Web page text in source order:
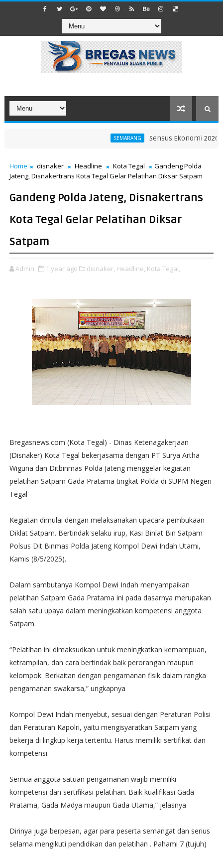
SEMARANG Sensus Ekonomi 2026
Home disnaker Headline Kota Tegal
Gandeng Polda
Jateng, Disnakertrans Kota Tegal Gelar Pelatihan Diksar Satpam
Gandeng Polda Jateng, Disnakertrans
Kota Tegal Gelar Pelatihan Diksar
Satpam
Admin 1 year ago disnaker, Headline, Kota Tegal,
Bregasnews.com (Kota Tegal) - Dinas Ketenagakerjaan
(Disnaker) Kota Tegal bekerjasama dengan PT Surya Artha
Wiguna dan Ditbinmas Polda Jateng menggelar kegiatan
pelatihan Satpam Gada Pratama tingkat Polda di SUPM Negeri
Tegal
Kegiatan dimulai dengan melaksanakan upacara pembukaan
Diklat Satpam. Bertindak selaku irup, Kasi Binlat Bin Satpam
Polsus Dit Binmas Polda Jateng Kompol Dewi Indah Utami,
Kamis (8/5/2025).
Dalam sambutanya Kompol Dewi Indah menyampaikan
pelatihan Satpam Gada Pratama ini pada dasarnya merupakan
salah satu upaya dalam meningkatkan kompetensi anggota
Satpam.
“Pelatihan ini dimaksudkan untuk meningkatkan kemampuan,
ketrampilan, dan cara bertindak baik perorangan maupun
kelompok. Berkaitan dengan pengamanan fisik dalam rangka
pengamanan swakarsa,” ungkapnya
Kompol Dewi Indah menyebut, sesuai dengan Peraturan Polisi
dan Peraturan Kapolri, yaitu mengisyaratkan Satpam yang
bekerja di lingkup kerja tertentu. Harus memiliki sertifikat dan
kompetensi.
Semua anggota satuan pengamanan wajib memiliki
kompetensi dan sertifikasi pelatihan. Baik kualifikasi Gada
Pratama, Gada Madya maupun Gada Utama,” jelasnya
Dirinya juga berpesan, agar para peserta semangat dan serius
selama mengikuti pendidikan dan pelatihan . Pahami 7 (tujuh)